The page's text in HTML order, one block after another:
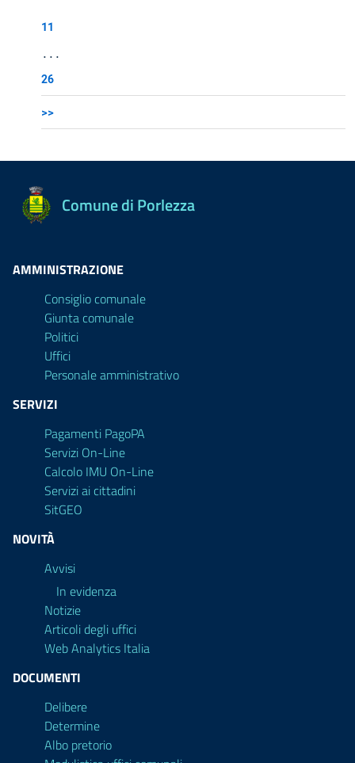
11
...
26
>>
Comune di Porlezza
AMMINISTRAZIONE
Consiglio comunale
Giunta comunale
Politici
Uffici
Personale amministrativo
SERVIZI
Pagamenti PagoPA
Servizi On-Line
Calcolo IMU On-Line
Servizi ai cittadini
SitGEO
NOVITÀ
Avvisi
In evidenza
Notizie
Articoli degli uffici
Web Analytics Italia
DOCUMENTI
Delibere
Determine
Albo pretorio